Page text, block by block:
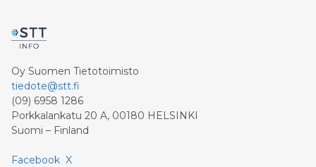
Oy Suomen Tietotoimisto
tiedote@stt.fi
(09) 6958 1286
Porkkalankatu 20 A, 00180 HELSINKI
Suomi – Finland
Facebook X